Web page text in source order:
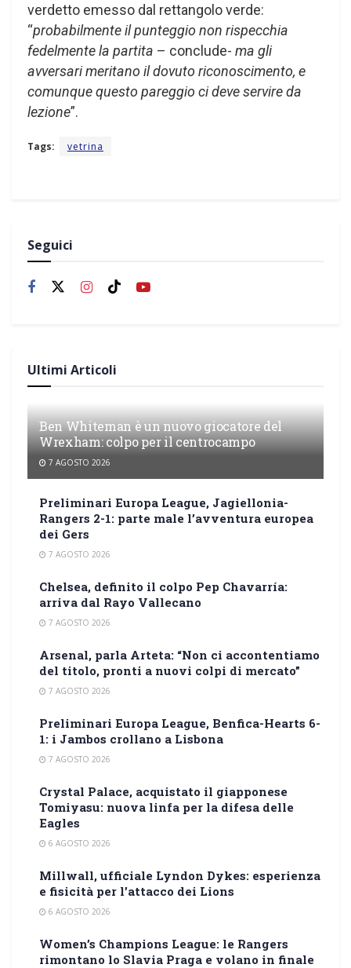
verdetto emesso dal rettangolo verde:
“probabilmente il punteggio non rispecchia
fedelmente la partita – conclude- ma gli
avversari meritano il dovuto riconoscimento, e
comunque questo pareggio ci deve servire da
lezione”.
Tags: vetrina
Seguici
Ultimi Articoli
Ben Whiteman è un nuovo giocatore del
Wrexham: colpo per il centrocampo
7 AGOSTO 2026
Preliminari Europa League, Jagiellonia-
Rangers 2-1: parte male l’avventura europea
dei Gers
7 AGOSTO 2026
Chelsea, definito il colpo Pep Chavarría:
arriva dal Rayo Vallecano
7 AGOSTO 2026
Arsenal, parla Arteta: “Non ci accontentiamo
del titolo, pronti a nuovi colpi di mercato”
7 AGOSTO 2026
Preliminari Europa League, Benfica-Hearts 6-
1: i Jambos crollano a Lisbona
7 AGOSTO 2026
Crystal Palace, acquistato il giapponese
Tomiyasu: nuova linfa per la difesa delle
Eagles
6 AGOSTO 2026
Millwall, ufficiale Lyndon Dykes: esperienza
e fisicità per l’attacco dei Lions
6 AGOSTO 2026
Women’s Champions League: le Rangers
rimontano lo Slavia Praga e volano in finale